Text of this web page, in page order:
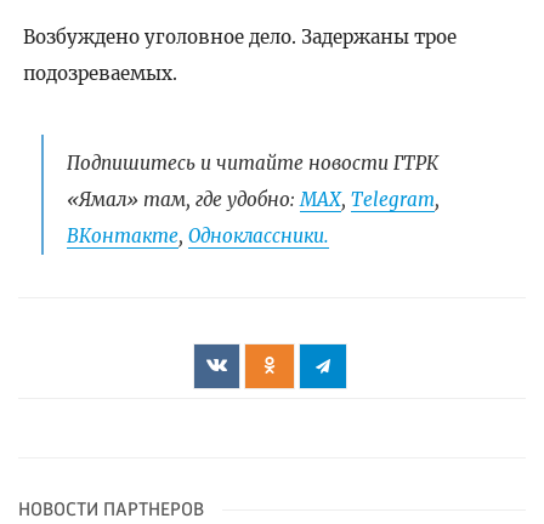
Возбуждено уголовное дело. Задержаны трое
подозреваемых.
Подпишитесь и читайте новости ГТРК
«Ямал» там, где удобно:МАХ, Telegram,
ВКонтакте, Одноклассники.
НОВОСТИ ПАРТНЕРОВ